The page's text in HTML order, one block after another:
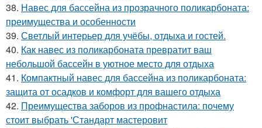
38. Навес для бассейна из прозрачного поликарбоната:
преимущества и особенности
39. Светлый интерьер для учёбы, отдыха и гостей.
40. Как навес из поликарбоната превратит ваш
небольшой бассейн в уютное место для отдыха
41. Компактный навес для бассейна из поликарбоната:
защита от осадков и комфорт для вашего отдыха
42. Преимущества заборов из профнастила: почему
стоит выбрать 'Стандарт мастеровит